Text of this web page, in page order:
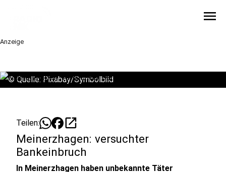
menu
Anzeige
© Quelle: Pixabay/Symbolbild
Teilen: open_in_new
Meinerzhagen: versuchter
Bankeinbruch
In Meinerzhagen haben unbekannte Täter